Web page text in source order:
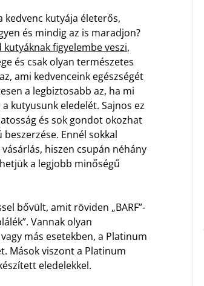
kedvenc kutyája életerős,
és mindig az is maradjon?
kutyáknak figyelembe veszi,
és csak olyan természetes
ami kedvenceink egészségét
a legbiztosabb az, ha mi
kutyusunk eledelét. Sajnos ez
és sok gondot okozhat
Ennél sokkal
hiszen csupán néhány
a legjobb minőségű
bővült, amit röviden „BARF”-
Vannak olyan
más esetekben, a Platinum
Mások viszont a Platinum
eledelekkel.